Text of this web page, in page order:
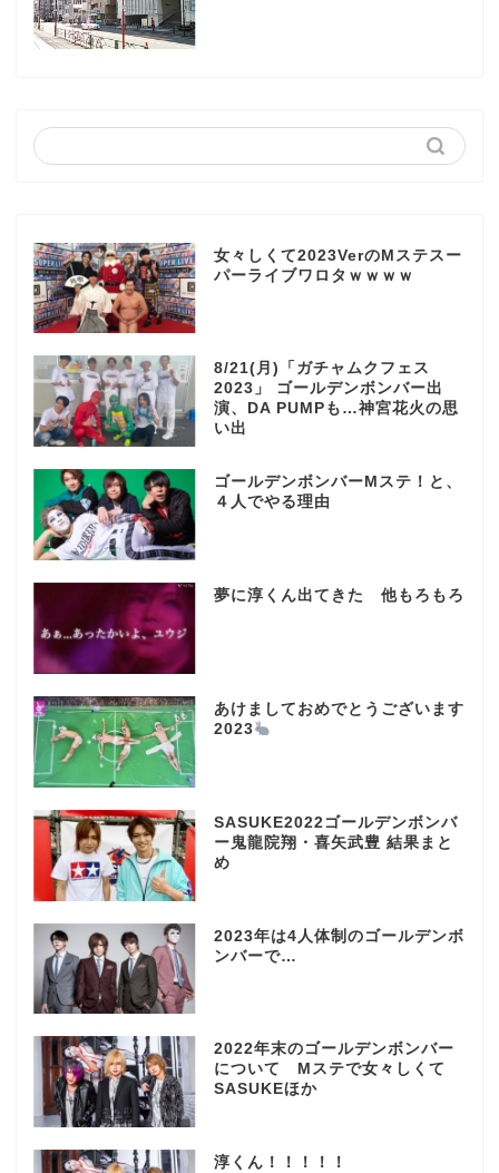
女々しくて2023VerのMステスー
パーライブワロタｗｗｗｗ
8/21(月)「ガチャムクフェス
2023」 ゴールデンボンバー出
演、DA PUMPも…神宮花火の思
い出
ゴールデンボンバーMステ！と、
４人でやる理由
夢に淳くん出てきた 他もろもろ
あけましておめでとうございます
2023
SASUKE2022ゴールデンボンバ
ー鬼龍院翔・喜矢武豊 結果まと
め
2023年は4人体制のゴールデンボ
ンバーで…
2022年末のゴールデンボンバー
について Mステで女々しくて
SASUKEほか
淳くん！！！！！